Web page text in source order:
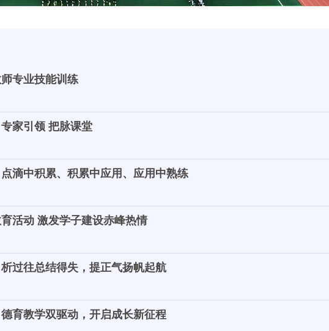
专业技能训练
专家引领 把脉课堂
点滴中积累、积累中应用、应用中熟练
活动 激发学子建设赤峰热情
析过往总结得失，提正气扬帆起航
德育教学双驱动，开启成长新征程